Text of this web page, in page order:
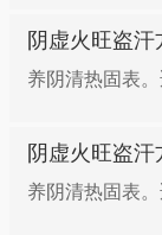
阴虚火旺盗汗
养阴清热固表
阴虚火旺盗汗
养阴清热固表